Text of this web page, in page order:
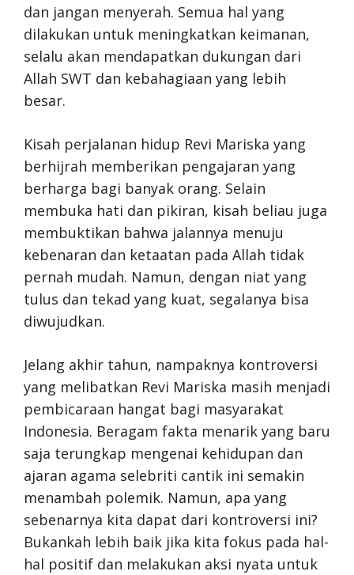
dan jangan menyerah. Semua hal yang
dilakukan untuk meningkatkan keimanan,
selalu akan mendapatkan dukungan dari
Allah SWT dan kebahagiaan yang lebih
besar.
Kisah perjalanan hidup Revi Mariska yang
berhijrah memberikan pengajaran yang
berharga bagi banyak orang. Selain
membuka hati dan pikiran, kisah beliau juga
membuktikan bahwa jalannya menuju
kebenaran dan ketaatan pada Allah tidak
pernah mudah. Namun, dengan niat yang
tulus dan tekad yang kuat, segalanya bisa
diwujudkan.
Jelang akhir tahun, nampaknya kontroversi
yang melibatkan Revi Mariska masih menjadi
pembicaraan hangat bagi masyarakat
Indonesia. Beragam fakta menarik yang baru
saja terungkap mengenai kehidupan dan
ajaran agama selebriti cantik ini semakin
menambah polemik. Namun, apa yang
sebenarnya kita dapat dari kontroversi ini?
Bukankah lebih baik jika kita fokus pada hal-
hal positif dan melakukan aksi nyata untuk